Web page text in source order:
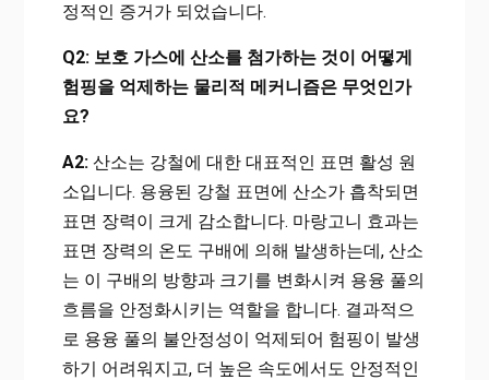
정적인 증거가 되었습니다.
Q2: 보호 가스에 산소를 첨가하는 것이 어떻게
험핑을 억제하는 물리적 메커니즘은 무엇인가
요?
A2:산소는 강철에 대한 대표적인 표면 활성 원
소입니다. 용융된 강철 표면에 산소가 흡착되면
표면 장력이 크게 감소합니다. 마랑고니 효과는
표면 장력의 온도 구배에 의해 발생하는데, 산소
는 이 구배의 방향과 크기를 변화시켜 용융 풀의
흐름을 안정화시키는 역할을 합니다. 결과적으
로 용융 풀의 불안정성이 억제되어 험핑이 발생
하기 어려워지고, 더 높은 속도에서도 안정적인